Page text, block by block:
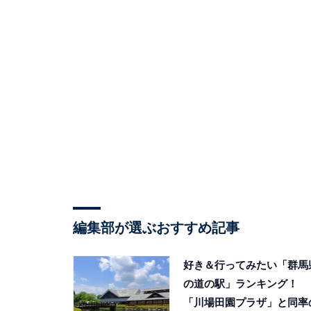
編集部が選ぶおすすめ記事
好き＆行ってみたい「群馬
の道の駅」ランキング！
「川場田園プラザ」と同率